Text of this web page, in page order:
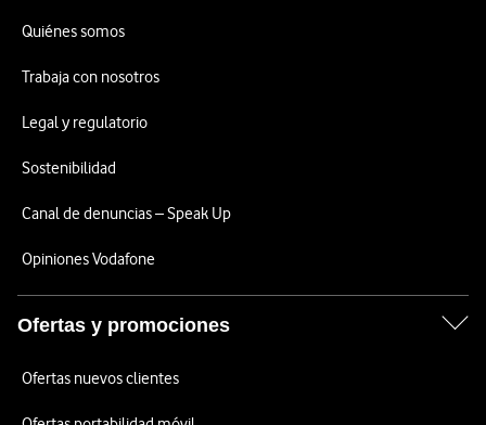
Quiénes somos
Trabaja con nosotros
Legal y regulatorio
Sostenibilidad
Canal de denuncias – Speak Up
Opiniones Vodafone
Ofertas y promociones
Ofertas nuevos clientes